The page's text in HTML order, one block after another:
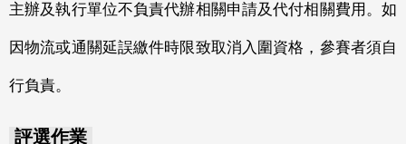
主辦及執行單位不負責代辦相關申請及代付相關費用。如
因物流或通關延誤繳件時限致取消入圍資格，參賽者須自
行負責。
評選作業